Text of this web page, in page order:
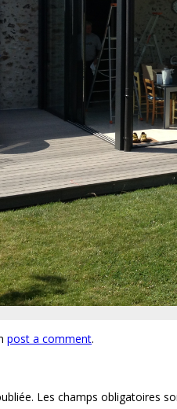
post a comment.
Les champs obligatoires